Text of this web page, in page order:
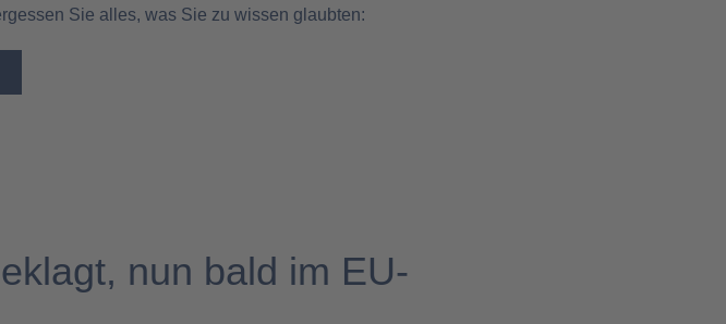
Sie alles, was Sie zu wissen glaubten:
nun bald im EU-